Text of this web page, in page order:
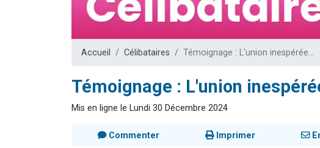
30 personnes
Il reste 49 places
12 nouvelles
3 personnes viennent de
2 personnes viennent de
2 personnes viennent de
Accueil Célibataires Témoignage : L'union inespérée...
Témoignage : L'union
Mis en ligne le Lundi 30 Décembre 2024
Commenter Imprimer